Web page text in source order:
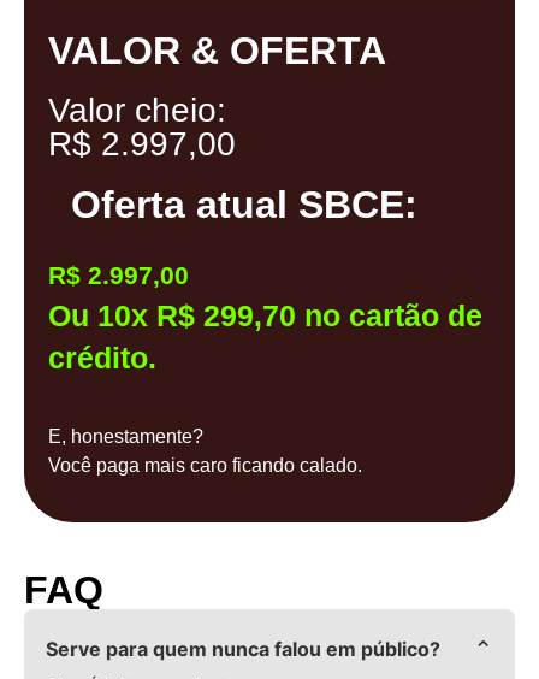
VALOR & OFERTA
Valor cheio:
R$ 2.997,00
Oferta atual SBCE:
R$ 2.997,00
Ou 10x R$ 299,70 no cartão de
crédito.
E, honestamente?
Você paga mais caro ficando calado.
FAQ
Serve para quem nunca falou em público? ⌄